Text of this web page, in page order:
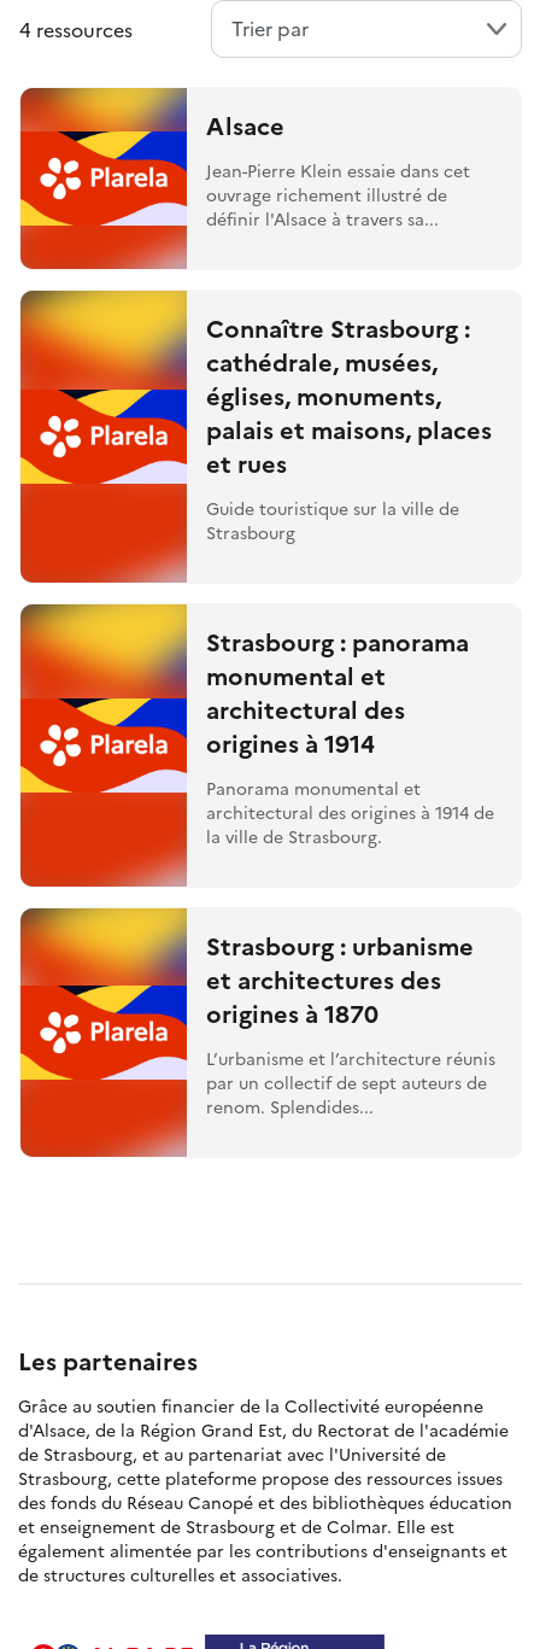
4 ressources
Alsace
Jean-Pierre Klein essaie dans cet
ouvrage richement illustré de
définir l'Alsace à travers sa...
Connaître Strasbourg :
cathédrale, musées,
églises, monuments,
palais et maisons, places
et rues
Guide touristique sur la ville de
Strasbourg
Strasbourg : panorama
monumental et
architectural des
origines à 1914
Panorama monumental et
architectural des origines à 1914 de
la ville de Strasbourg.
Strasbourg : urbanisme
et architectures des
origines à 1870
L’urbanisme et l’architecture réunis
par un collectif de sept auteurs de
renom. Splendides...
Les partenaires
Grâce au soutien financier de la Collectivité européenne
d'Alsace, de la Région Grand Est, du Rectorat de l'académie
de Strasbourg, et au partenariat avec l'Université de
Strasbourg, cette plateforme propose des ressources issues
des fonds du Réseau Canopé et des bibliothèques éducation
et enseignement de Strasbourg et de Colmar. Elle est
également alimentée par les contributions d'enseignants et
de structures culturelles et associatives.